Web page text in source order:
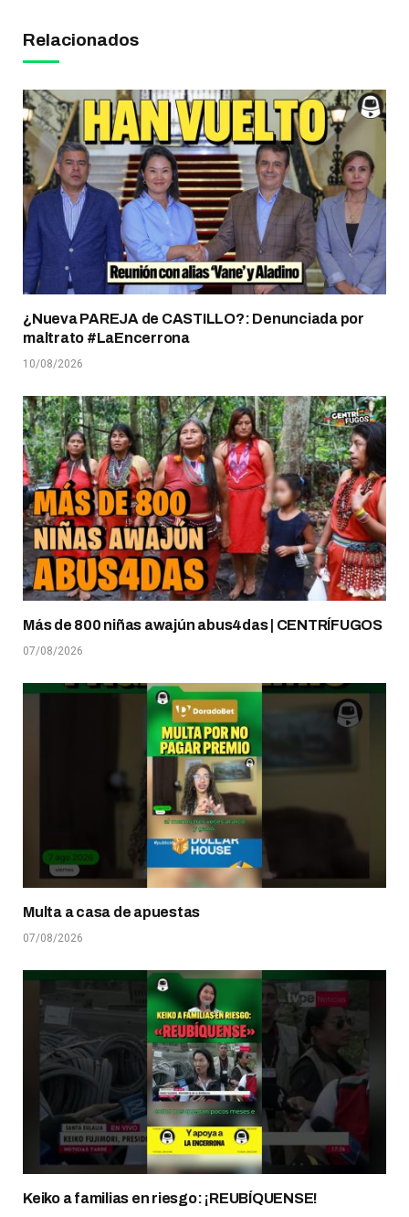
Relacionados
¿Nueva PAREJA de CASTILLO?: Denunciada por
maltrato #LaEncerrona
10/08/2026
Más de 800 niñas awajún abus4das | CENTRÍFUGOS
07/08/2026
Multa a casa de apuestas
07/08/2026
Keiko a familias en riesgo: ¡REUBÍQUENSE!